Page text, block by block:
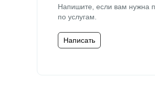
Напишите, если вам нужна
по услугам.
Написать